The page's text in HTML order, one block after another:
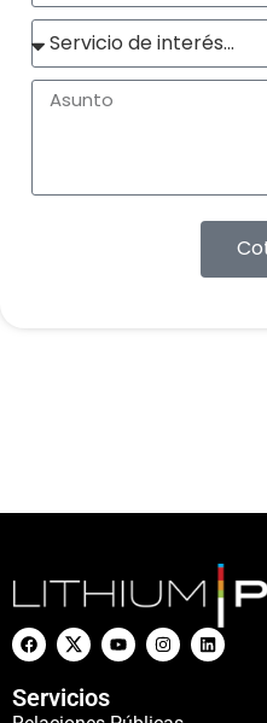
Servicios